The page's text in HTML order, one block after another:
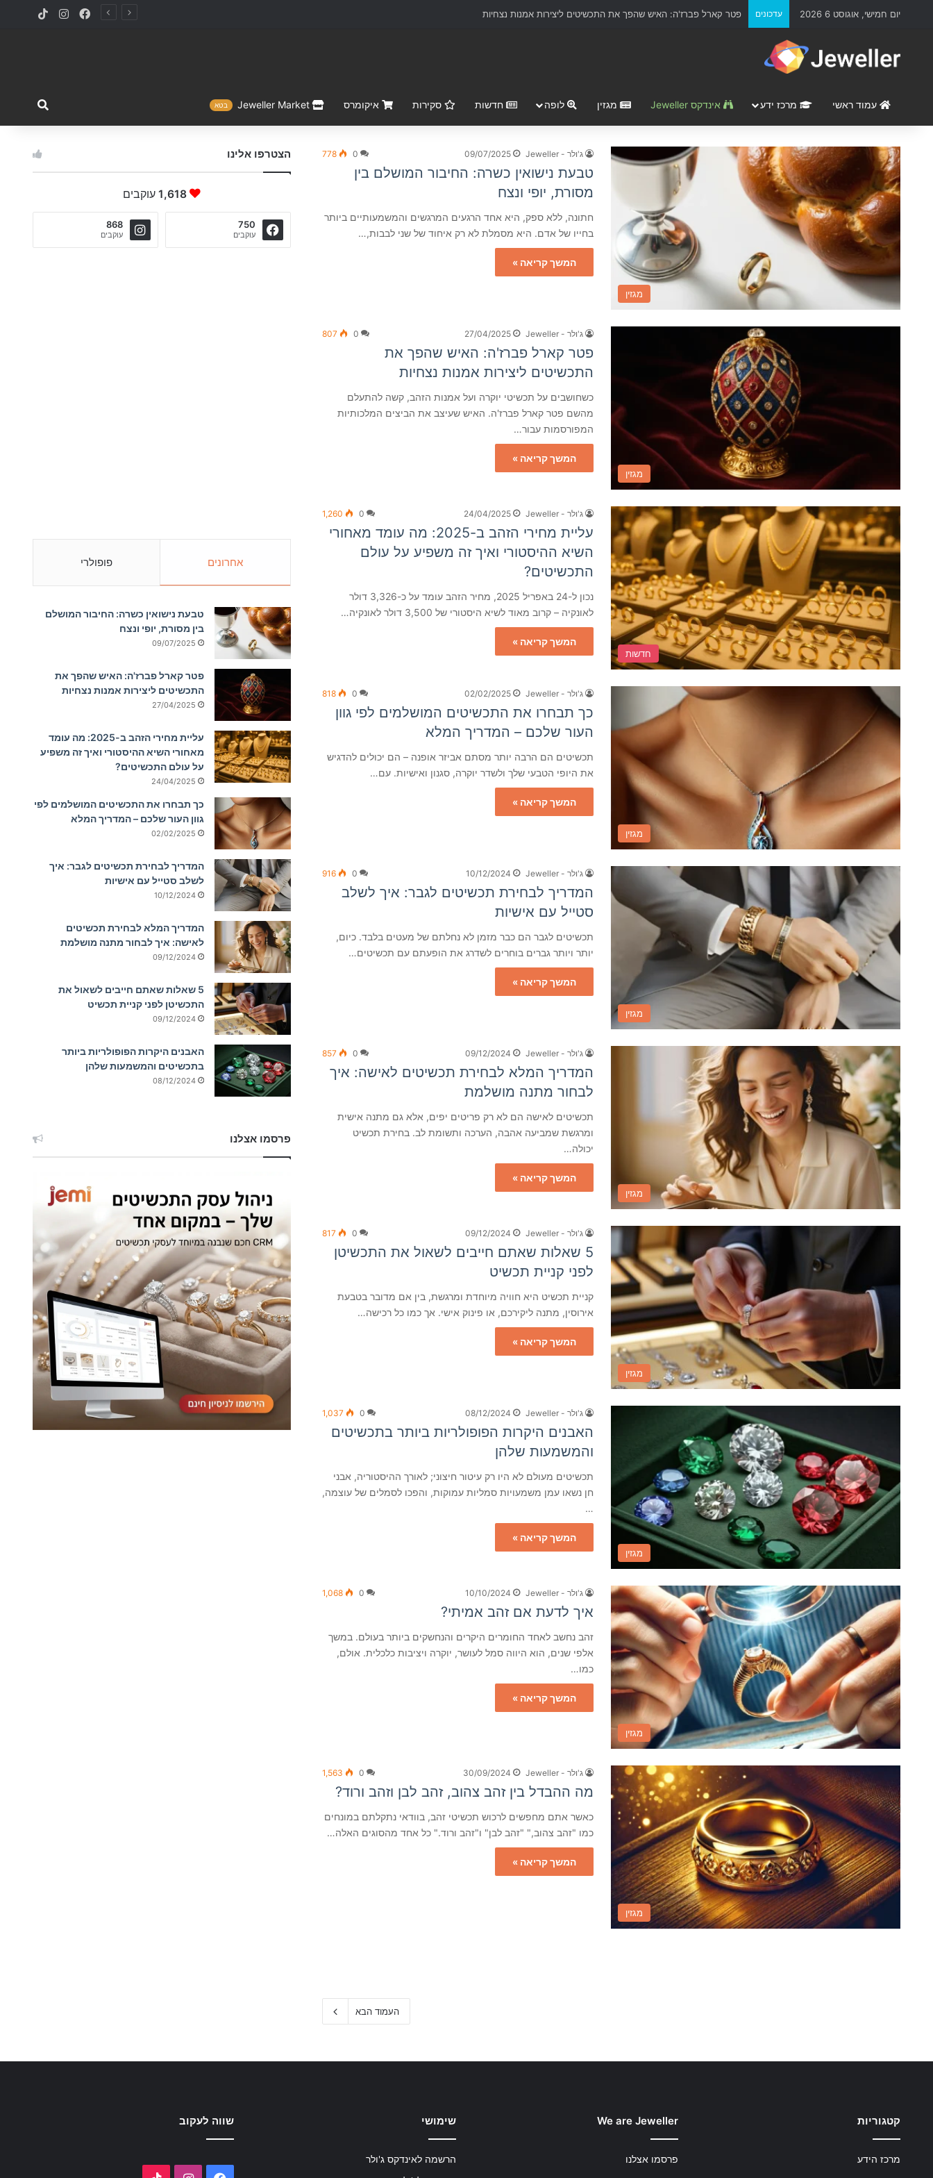
יום חמישי, אוגוסט 6 2026 עדכונים פטר קארל פברז'ה: האיש שהפך את התכשיטים ליצירות אמנות נצחיות Facebook
Instagram
עמוד ראשי מרכז ידע אינדקס Jeweller מגזין לופה חדשות סקירות איקומרס Jeweller Market בטא מה
מגזין
ג'ולר - Jeweller 09/07/2025
0
778
טבעת נישואין כשרה: החיבור המושלם בין
מסורת, יופי ונצח
חתונה, ללא ספק, היא אחד הרגעים המרגשים והמשמעותיים ביותר
בחייו של אדם. היא מסמלת לא רק איחוד של שני לבבות,…
המשך קריאה »
מגזין
ג'ולר - Jeweller 27/04/2025
0
807
פטר קארל פברז'ה: האיש שהפך את
התכשיטים ליצירות אמנות נצחיות
כשחושבים על תכשיטי יוקרה ועל אמנות הזהב, קשה להתעלם
מהשם פטר קארל פברז'ה. האיש שעיצב את הביצים המלכותיות
המפורסמות עבור…
המשך קריאה »
חדשות
ג'ולר - Jeweller 24/04/2025
0
1,260
עליית מחירי הזהב ב-2025: מה עומד מאחורי
השיא ההיסטורי ואיך זה משפיע על עולם
התכשיטים?
נכון ל-24 באפריל 2025, מחיר הזהב עומד על כ-3,326 דולר
לאונקיה – קרוב מאוד לשיא היסטורי של 3,500 דולר לאונקיה…
המשך קריאה »
מגזין
ג'ולר - Jeweller 02/02/2025
0
818
כך תבחרו את התכשיטים המושלמים לפי גוון
העור שלכם – המדריך המלא
תכשיטים הם הרבה יותר מסתם אביזר אופנה – הם יכולים להדגיש
את היופי הטבעי שלך ולשדר יוקרה, סגנון ואישיות. עם…
המשך קריאה »
מגזין
ג'ולר - Jeweller 10/12/2024
0
916
המדריך לבחירת תכשיטים לגבר: איך לשלב
סטייל עם אישיות
תכשיטים לגבר הם כבר מזמן לא נחלתם של מעטים בלבד. כיום,
יותר ויותר גברים בוחרים לשדרג את הופעתם עם תכשיטים…
המשך קריאה »
מגזין
ג'ולר - Jeweller 09/12/2024
0
857
המדריך המלא לבחירת תכשיטים לאישה: איך
לבחור מתנה מושלמת
תכשיטים לאישה הם לא רק פריטים יפים, אלא גם מתנה אישית
ומרגשת שמביעה אהבה, הערכה ותשומת לב. בחירת תכשיט
יכולה…
המשך קריאה »
מגזין
ג'ולר - Jeweller 09/12/2024
0
817
5 שאלות שאתם חייבים לשאול את התכשיטן
לפני קניית תכשיט
קניית תכשיט היא חוויה מיוחדת ומרגשת, בין אם מדובר בטבעת
אירוסין, מתנה ליקירכם, או פינוק אישי. אך כמו כל רכישה…
המשך קריאה »
מגזין
ג'ולר - Jeweller 08/12/2024
0
1,037
האבנים היקרות הפופולריות ביותר בתכשיטים
והמשמעות שלהן
תכשיטים מעולם לא היו רק עיטור חיצוני; לאורך ההיסטוריה, אבני
חן נשאו עמן משמעויות סמליות עמוקות, והפכו לסמלים של עוצמה,
…
המשך קריאה »
מגזין
ג'ולר - Jeweller 10/10/2024
0
1,068
איך לדעת אם זהב אמיתי?
זהב נחשב לאחד החומרים היקרים והנחשקים ביותר בעולם. במשך
אלפי שנים, הוא היווה סמל לעושר, יוקרה ויציבות כלכלית. אולם,
כמו…
המשך קריאה »
מגזין
ג'ולר - Jeweller 30/09/2024
0
1,563
מה ההבדל בין זהב צהוב, זהב לבן וזהב ורוד?
כאשר אתם מחפשים לרכוש תכשיטי זהב, בוודאי נתקלתם במונחים
כמו "זהב צהוב," "זהב לבן" ו"זהב ורוד." כל אחד מהסוגים האלה…
המשך קריאה »
העמוד הבא
הצטרפו אלינו
1,618 עוקבים
750
עוקבים
868
עוקבים
אחרונים פופולרי
טבעת נישואין כשרה: החיבור המושלם
בין מסורת, יופי ונצח
09/07/2025
פטר קארל פברז'ה: האיש שהפך את
התכשיטים ליצירות אמנות נצחיות
27/04/2025
עליית מחירי הזהב ב-2025: מה עומד
מאחורי השיא ההיסטורי ואיך זה משפיע
על עולם התכשיטים?
24/04/2025
כך תבחרו את התכשיטים המושלמים לפי
גוון העור שלכם – המדריך המלא
02/02/2025
המדריך לבחירת תכשיטים לגבר: איך
לשלב סטייל עם אישיות
10/12/2024
המדריך המלא לבחירת תכשיטים
לאישה: איך לבחור מתנה מושלמת
09/12/2024
5 שאלות שאתם חייבים לשאול את
התכשיטן לפני קניית תכשיט
09/12/2024
האבנים היקרות הפופולריות ביותר
בתכשיטים והמשמעות שלהן
08/12/2024
פרסמו אצלנו
קטגוריות
מרכז הידע
We are Jeweller
פרסמו אצלנו
שימושי
הרשמה לאינדקס ג'ולר
שווה לעקוב